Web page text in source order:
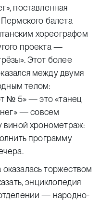
поставленная
балета
хореографом
проекта —
Этот более
между двумя
телом:
№ 5» — это «танец
— совсем
виной хронометраж:
программу
торжеством
энциклопедия
— народно-